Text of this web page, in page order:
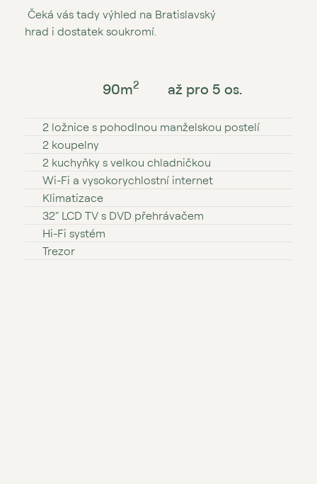
Čeká vás tady výhled na Bratislavský
hrad i dostatek soukromí.
90m2 až pro 5 os.
2 ložnice s pohodlnou manželskou postelí
2 koupelny
2 kuchyňky s velkou chladničkou
Wi⁠⁠⁠⁠⁠⁠⁠⁠⁠-⁠⁠⁠⁠⁠⁠⁠⁠⁠Fi a vysokorychlostní internet
Klimatizace
32″ LCD TV s DVD přehrávačem
Hi⁠⁠⁠⁠-⁠⁠⁠⁠Fi systém
Trezor